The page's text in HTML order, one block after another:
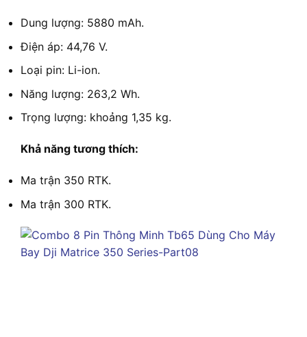
Dung lượng: 5880 mAh.
Điện áp: 44,76 V.
Loại pin: Li-ion.
Năng lượng: 263,2 Wh.
Trọng lượng: khoảng 1,35 kg.
Khả năng tương thích:
Ma trận 350 RTK.
Ma trận 300 RTK.